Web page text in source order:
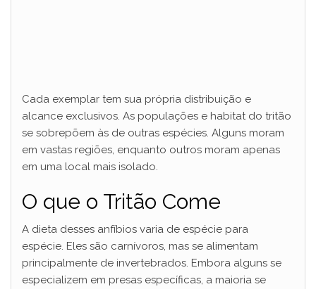
Cada exemplar tem sua própria distribuição e
alcance exclusivos. As populações e habitat do tritão
se sobrepõem às de outras espécies. Alguns moram
em vastas regiões, enquanto outros moram apenas
em uma local mais isolado.
O que o Tritão Come
A dieta desses anfíbios varia de espécie para
espécie. Eles são carnívoros, mas se alimentam
principalmente de invertebrados. Embora alguns se
especializem em presas específicas, a maioria se